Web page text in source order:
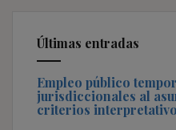
Últimas entradas
Empleo público
jurisdiccionales al
criterios